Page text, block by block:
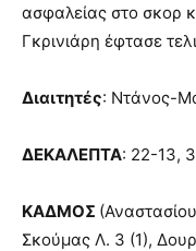
ασφαλείας στο σκορ
Γκρινιάρη έφτασε
Διαιτητές: Ντάνος-
ΔΕΚΑΛΕΠΤΑ: 22-13,
ΚΑΔΜΟΣ
Σκούμας Λ. 3 (1),